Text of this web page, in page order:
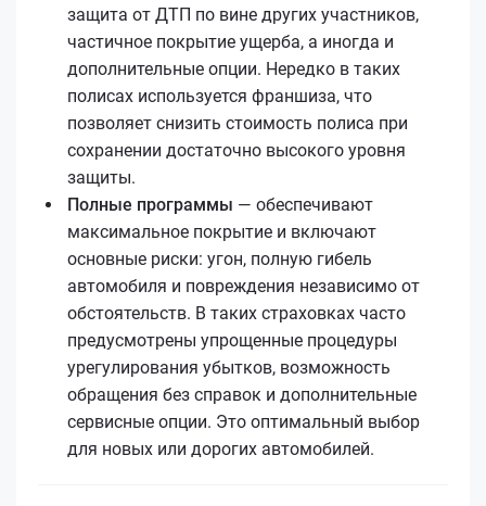
защита от ДТП по вине других участников,
частичное покрытие ущерба, а иногда и
дополнительные опции. Нередко в таких
полисах используется франшиза, что
позволяет снизить стоимость полиса при
сохранении достаточно высокого уровня
защиты.
Полные программы — обеспечивают
максимальное покрытие и включают
основные риски: угон, полную гибель
автомобиля и повреждения независимо от
обстоятельств. В таких страховках часто
предусмотрены упрощенные процедуры
урегулирования убытков, возможность
обращения без справок и дополнительные
сервисные опции. Это оптимальный выбор
для новых или дорогих автомобилей.